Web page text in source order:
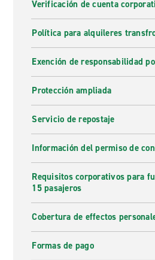
Verificación de cuenta
Política para alquileres
Exención de responsabilidad
Protección ampliada
Servicio de repostaje
Información del permiso de
Requisitos corporativos para
15 pasajeros
Cobertura de effectos
Formas de pago